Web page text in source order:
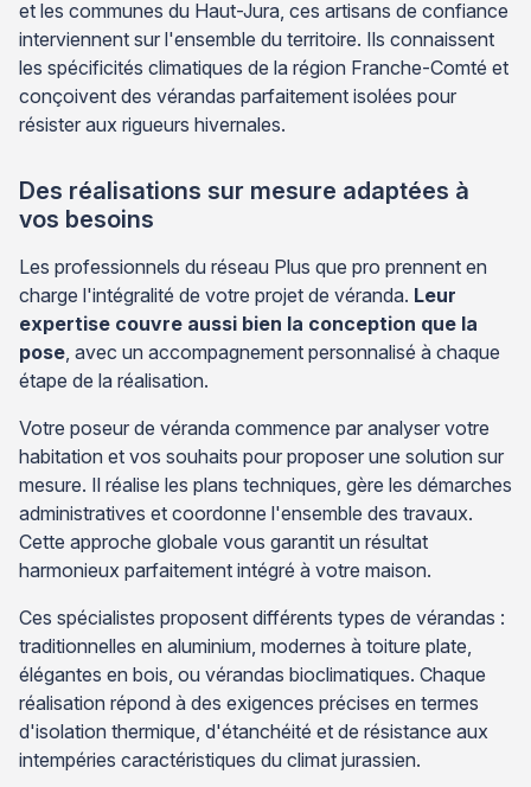
et les communes du Haut-Jura, ces artisans de confiance
interviennent sur l'ensemble du territoire. Ils connaissent
les spécificités climatiques de la région Franche-Comté et
conçoivent des vérandas parfaitement isolées pour
résister aux rigueurs hivernales.
Des réalisations sur mesure adaptées à
vos besoins
Les professionnels du réseau Plus que pro prennent en
charge l'intégralité de votre projet de véranda. Leur
expertise couvre aussi bien la conception que la
pose , avec un accompagnement personnalisé à chaque
étape de la réalisation.
Votre poseur de véranda commence par analyser votre
habitation et vos souhaits pour proposer une solution sur
mesure. Il réalise les plans techniques, gère les démarches
administratives et coordonne l'ensemble des travaux.
Cette approche globale vous garantit un résultat
harmonieux parfaitement intégré à votre maison.
Ces spécialistes proposent différents types de vérandas :
traditionnelles en aluminium, modernes à toiture plate,
élégantes en bois, ou vérandas bioclimatiques. Chaque
réalisation répond à des exigences précises en termes
d'isolation thermique, d'étanchéité et de résistance aux
intempéries caractéristiques du climat jurassien.